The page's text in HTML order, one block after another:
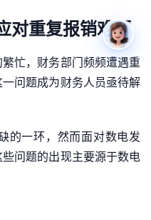
对重复报销难题
忙，财务部门频频遭遇重
问题成为财务人员亟待解
的一环，然而面对数电发
问题的出现主要源于数电